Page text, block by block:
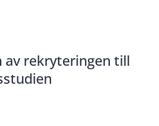
av rekryteringen till